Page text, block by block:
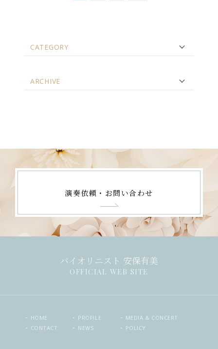
CATEGORY
ARCHIVE
演奏依頼・お問い合わせ
バイオリニスト 安保有美
OFFICIAL WEB SITE
HOME PROFILE
MEDIA & CONCERT
CONTACT
NEWS POLICY